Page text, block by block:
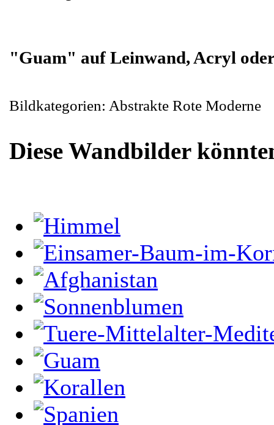
"Guam" auf Leinwand, Acryl
Bildkategorien: Abstrakte Rote Moderne
Diese Wandbilder